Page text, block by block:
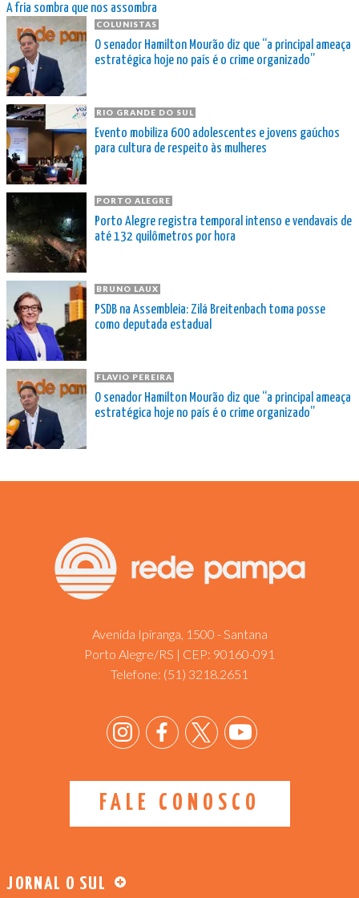
A fria sombra que nos assombra
COLUNISTAS
O senador Hamilton Mourão diz que “a principal ameaça
estratégica hoje no país é o crime organizado”
RIO GRANDE DO SUL
Evento mobiliza 600 adolescentes e jovens gaúchos
para cultura de respeito às mulheres
PORTO ALEGRE
Porto Alegre registra temporal intenso e vendavais de
até 132 quilômetros por hora
BRUNO LAUX
PSDB na Assembleia: Zilá Breitenbach toma posse
como deputada estadual
FLAVIO PEREIRA
O senador Hamilton Mourão diz que “a principal ameaça
estratégica hoje no país é o crime organizado”
Avenida Ipiranga, 1500 - Santana
Porto Alegre/RS | CEP: 90160-091
Telefone: (51) 3218.2651
FALE CONOSCO
JORNAL O SUL